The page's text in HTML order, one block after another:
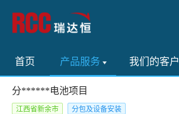
首页 产品服务 我们的客户
分******电池项目
江西省新余市
分包及设备安装